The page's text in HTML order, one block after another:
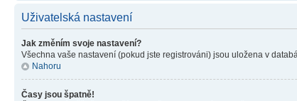
Uživatelská nastavení
Jak změním svoje nastavení?
Všechna vaše nastavení (pokud jste registrováni) jsou uložena v
Nahoru
Časy jsou špatně!